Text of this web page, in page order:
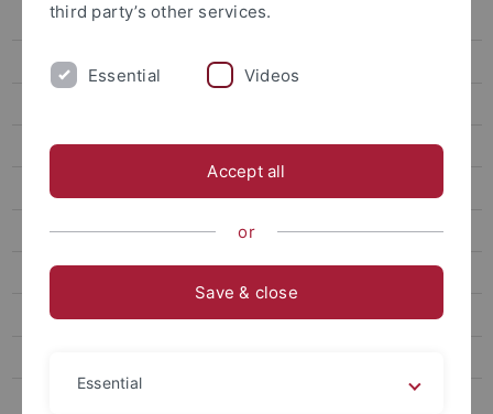
Calls for Applications
Ancient Cultures
Biology & Life Sciences
Educational Science
third party’s other services.
Essential Videos
Accept all
or
Save & close
Essential